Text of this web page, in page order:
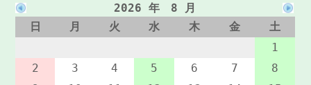
2026 年 8 月
日
月 火 水 木 金
土
1
2
3 4 5 6 7
8